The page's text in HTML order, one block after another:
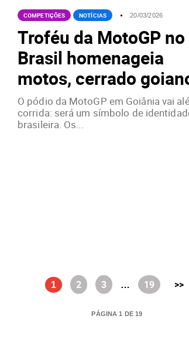
COMPETIÇÕES NOTÍCIAS 20/03/2026
Troféu da MotoGP no
Brasil homenageia
motos, cerrado
O pódio da MotoGP em Goiânia vai
corrida: será um símbolo de
brasileira. Os...
1 2 3 … 19 >>
PÁGINA 1 DE 19